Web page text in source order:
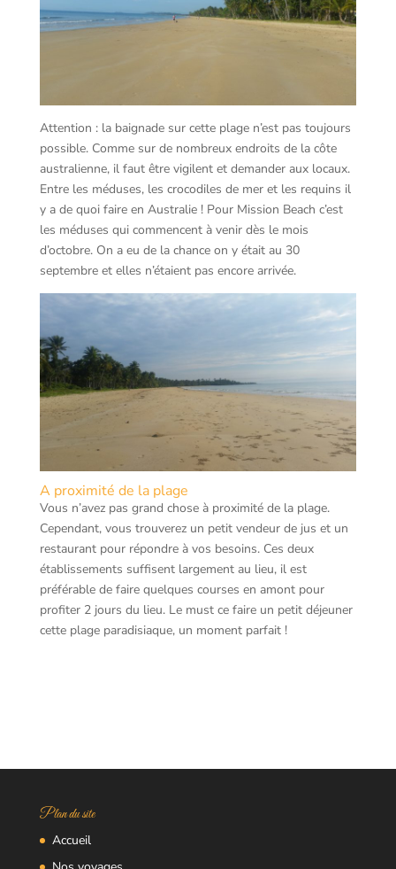
Attention : la baignade sur cette plage n’est pas toujours
possible. Comme sur de nombreux endroits de la côte
australienne, il faut être vigilent et demander aux locaux.
Entre les méduses, les crocodiles de mer et les requins il
y a de quoi faire en Australie ! Pour Mission Beach c’est
les méduses qui commencent à venir dès le mois
d’octobre. On a eu de la chance on y était au 30
septembre et elles n’étaient pas encore arrivée.
A proximité de la plage
Vous n’avez pas grand chose à proximité de la plage.
Cependant, vous trouverez un petit vendeur de jus et un
restaurant pour répondre à vos besoins. Ces deux
établissements suffisent largement au lieu, il est
préférable de faire quelques courses en amont pour
profiter 2 jours du lieu. Le must ce faire un petit déjeuner
cette plage paradisiaque, un moment parfait !
Plan du site
Accueil